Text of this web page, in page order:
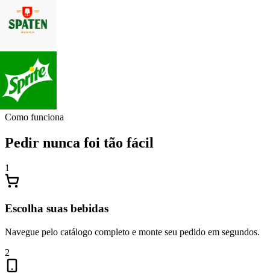
Como funciona
Pedir nunca foi tão fácil
1
Escolha suas bebidas
Navegue pelo catálogo completo e monte seu pedido em segundos.
2